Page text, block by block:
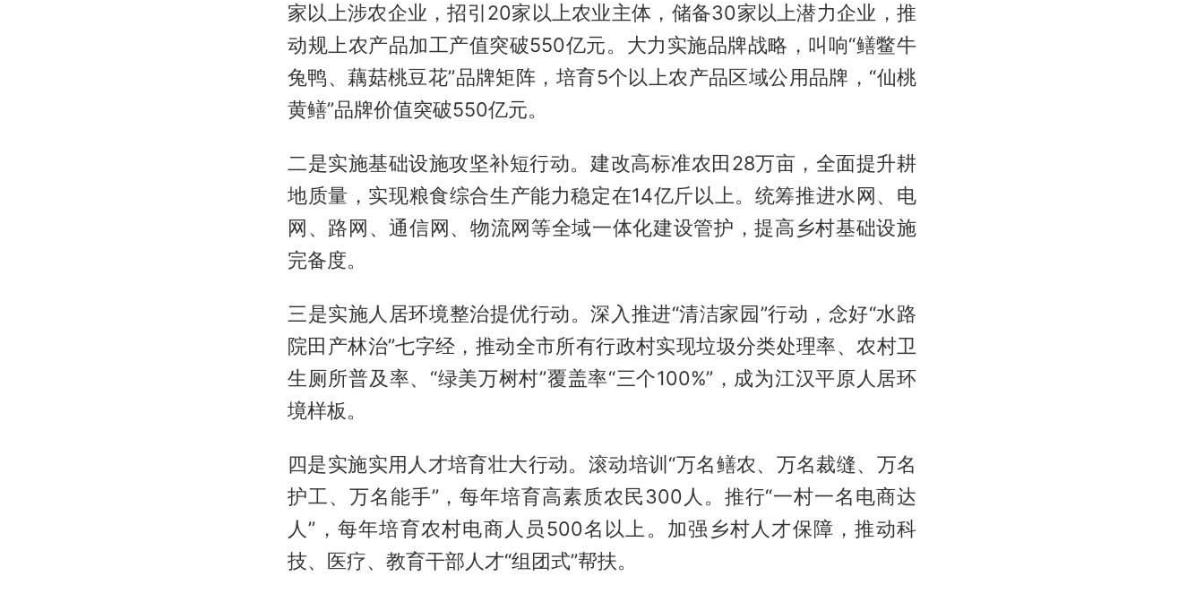
家以上涉农企业，招引20家以上农业主体，储备30家以上潜力企业，推
动规上农产品加工产值突破550亿元。大力实施品牌战略，叫响“鳝鳖牛
兔鸭、藕菇桃豆花”品牌矩阵，培育5个以上农产品区域公用品牌，“仙桃
黄鳝”品牌价值突破550亿元。
二是实施基础设施攻坚补短行动。建改高标准农田28万亩，全面提升耕
地质量，实现粮食综合生产能力稳定在14亿斤以上。统筹推进水网、电
网、路网、通信网、物流网等全域一体化建设管护，提高乡村基础设施
完备度。
三是实施人居环境整治提优行动。深入推进“清洁家园”行动，念好“水路
院田产林治”七字经，推动全市所有行政村实现垃圾分类处理率、农村卫
生厕所普及率、“绿美万树村”覆盖率“三个100%”，成为江汉平原人居环
境样板。
四是实施实用人才培育壮大行动。滚动培训“万名鳝农、万名裁缝、万名
护工、万名能手”，每年培育高素质农民300人。推行“一村一名电商达
人”，每年培育农村电商人员500名以上。加强乡村人才保障，推动科
技、医疗、教育干部人才“组团式”帮扶。